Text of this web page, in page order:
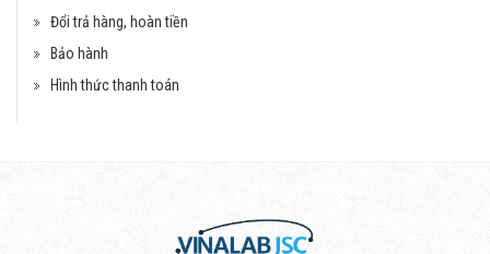
Đổi trả hàng, hoàn tiền
Bảo hành
Hình thức thanh toán